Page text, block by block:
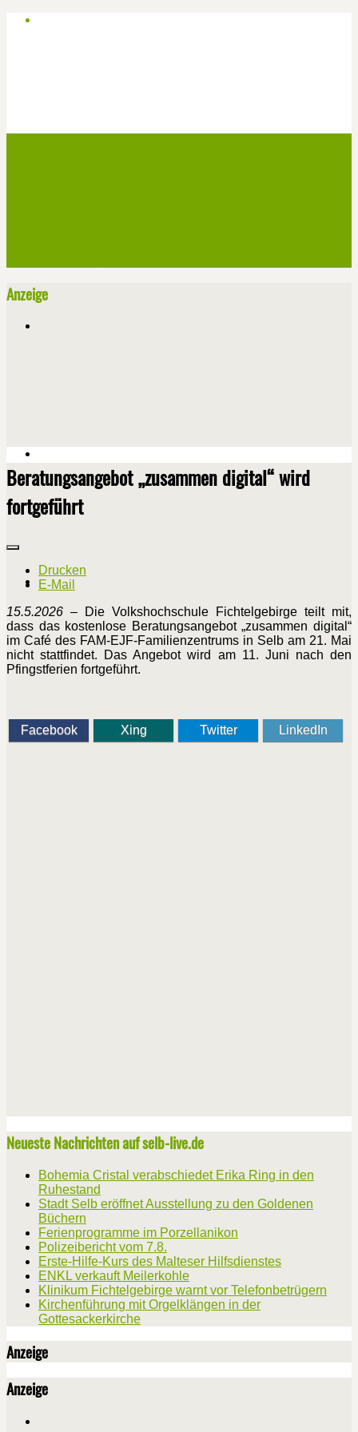
Anzeige
Beratungsangebot „zusammen digital“ wird
fortgeführt
Drucken
E-Mail
15.5.2026 – Die Volkshochschule Fichtelgebirge teilt mit,
dass das kostenlose Beratungsangebot „zusammen digital“
im Café des FAM-EJF-Familienzentrums in Selb am 21. Mai
nicht stattfindet. Das Angebot wird am 11. Juni nach den
Pfingstferien fortgeführt.
Facebook Xing Twitter LinkedIn
Neueste Nachrichten auf selb-live.de
Bohemia Cristal verabschiedet Erika Ring in den
Ruhestand
Stadt Selb eröffnet Ausstellung zu den Goldenen
Büchern
Ferienprogramme im Porzellanikon
Polizeibericht vom 7.8.
Erste-Hilfe-Kurs des Malteser Hilfsdienstes
ENKL verkauft Meilerkohle
Klinikum Fichtelgebirge warnt vor Telefonbetrügern
Kirchenführung mit Orgelklängen in der
Gottesackerkirche
Anzeige
Anzeige